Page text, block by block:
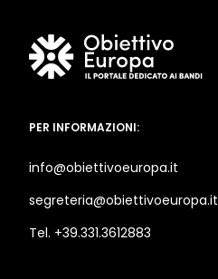
PER INFORMAZIONI:
info@obiettivoeuropa.it
segreteria@obiettivoeuropa.it
Tel. +39.331.3612883